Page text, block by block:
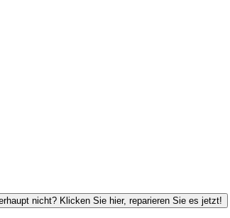
nicht? Klicken Sie hier, reparieren Sie es jetzt!